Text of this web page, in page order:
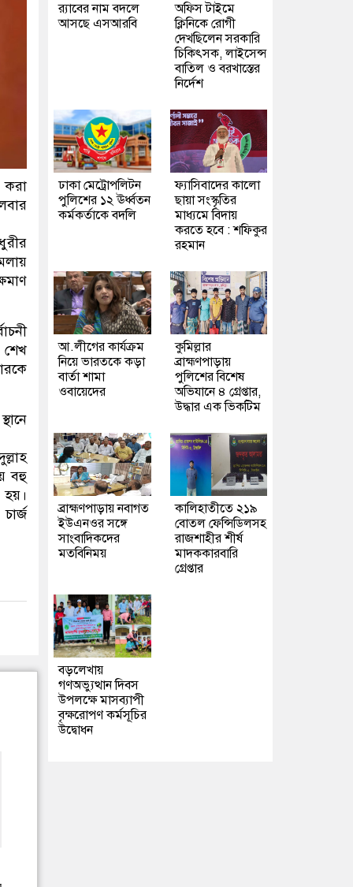
শেখ
বহু
হয়।
র‍্যাবের নাম বদলে
আসছে এসআরবি
অফিস টাইমে
ক্লিনিকে রোগী
দেখছিলেন সরকারি
চিকিৎসক, লাইসেন্স
বাতিল ও বরখাস্তের
নির্দেশ
ঢাকা মেট্রোপলিটন
পুলিশের ১২ ঊর্ধ্বতন
কর্মকর্তাকে বদলি
ফ্যাসিবাদের কালো
ছায়া সংস্কৃতির
মাধ্যমে বিদায়
করতে হবে : শফিকুর
রহমান
আ.লীগের কার্যক্রম
নিয়ে ভারতকে কড়া
বার্তা শামা
ওবায়েদের
কুমিল্লার
ব্রাহ্মণপাড়ায়
পুলিশের বিশেষ
অভিযানে ৪ গ্রেপ্তার,
উদ্ধার এক ভিকটিম
ব্রাহ্মণপাড়ায় নবাগত
ইউএনওর সঙ্গে
সাংবাদিকদের
মতবিনিময়
কালিহাতীতে ২১৯
বোতল ফেন্সিডিলসহ
রাজশাহীর শীর্ষ
মাদককারবারি
গ্রেপ্তার
বড়লেখায়
গণঅভ্যুত্থান দিবস
উপলক্ষে মাসব্যাপী
বৃক্ষরোপণ কর্মসূচির
উদ্বোধন